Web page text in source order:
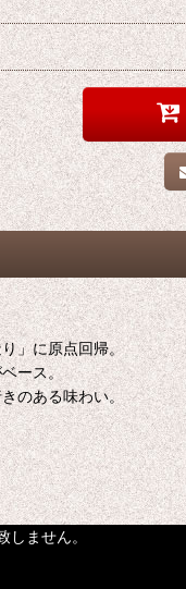
」に原点回帰。
ース。
のある味わい。
ません。